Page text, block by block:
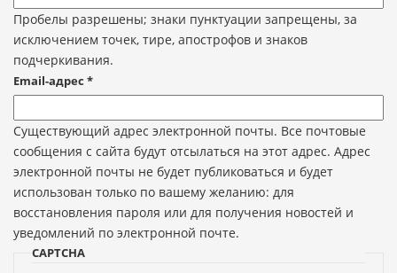
Пробелы разрешены; знаки пунктуации запрещены, за
исключением точек, тире, апострофов и знаков
подчеркивания.
Email-адрес *
Существующий адрес электронной почты. Все почтовые
сообщения с сайта будут отсылаться на этот адрес. Адрес
электронной почты не будет публиковаться и будет
использован только по вашему желанию: для
восстановления пароля или для получения новостей и
уведомлений по электронной почте.
CAPTCHA